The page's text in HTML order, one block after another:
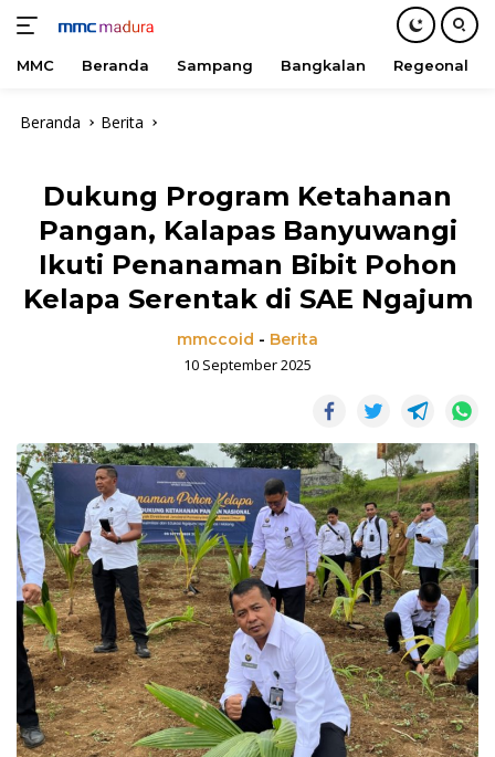
MMC Beranda Sampang Bangkalan Regeonal
Beranda Berita
Dukung Program Ketahanan
Pangan, Kalapas Banyuwangi
Ikuti Penanaman Bibit Pohon
Kelapa Serentak di SAE Ngajum
mmccoid - Berita
10 September 2025